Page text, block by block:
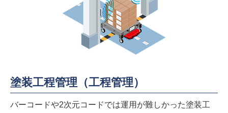
塗装工程管理（工程管理）
バーコードや2次元コードでは運用が難しかった塗装工